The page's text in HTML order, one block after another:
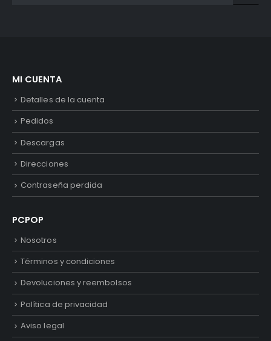
MI CUENTA
Detalles de la cuenta
Pedidos
Descargas
Direcciones
Contraseña perdida
PCPOP
Nosotros
Términos y condiciones
Devoluciones y reembolsos
Política de privacidad
Aviso legal